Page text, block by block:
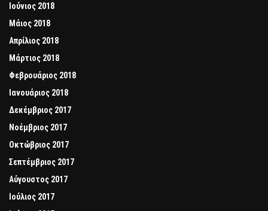
Ιούνιος 2018
Μάιος 2018
Απρίλιος 2018
Μάρτιος 2018
Φεβρουάριος 2018
Ιανουάριος 2018
Δεκέμβριος 2017
Νοέμβριος 2017
Οκτώβριος 2017
Σεπτέμβριος 2017
Αύγουστος 2017
Ιούλιος 2017